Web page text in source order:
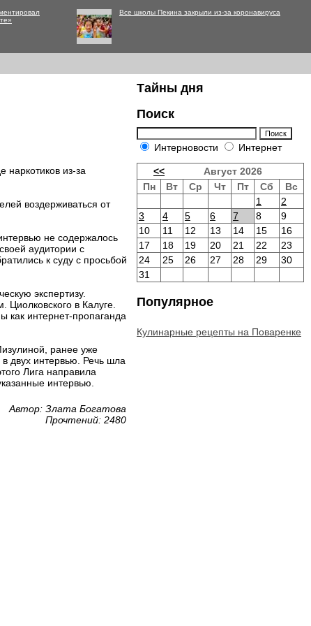
Все школы Пекина закрыли из-за коронавируса
наркотиков из-за
воздерживаться от
не содержалось
аудитории с
к суду с просьбой
экспертизу.
в Калуге.
как интернет-пропаганда
ранее уже
двух интервью. Речь шла
Лига направила
интервью.
Автор: Злата Богатова
Прочтений: 2480
Тайны дня
Поиск
Интерновости Интернет
<<
Август 2026
Пн
Вт Ср Чт Пт Сб
Вс
1
2
3
4 5 6 7 8
9
10
11 12 13 14 15
16
17
18 19 20 21 22
23
24
25 26 27 28 29
30
31
Популярное
Кулинарные рецепты на Поваренке